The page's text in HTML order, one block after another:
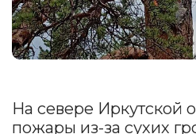
На севере Иркутской
пожары из-за сухих